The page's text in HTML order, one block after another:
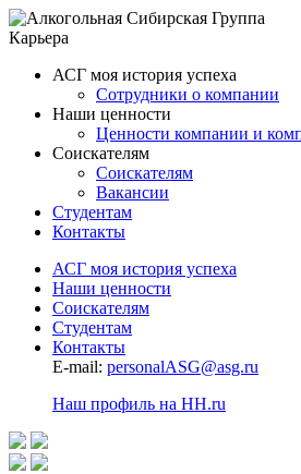
Карьера
АСГ моя история успеха
Сотрудники о компании
Наши ценности
Ценности компании и
Соискателям
Соискателям
Вакансии
Студентам
Контакты
АСГ моя история успеха
Наши ценности
Соискателям
Студентам
Контакты
E-mail: personalASG@asg.ru
Наш профиль на HH.ru